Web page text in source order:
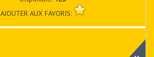
AJOUTER AUX FAVORIS: